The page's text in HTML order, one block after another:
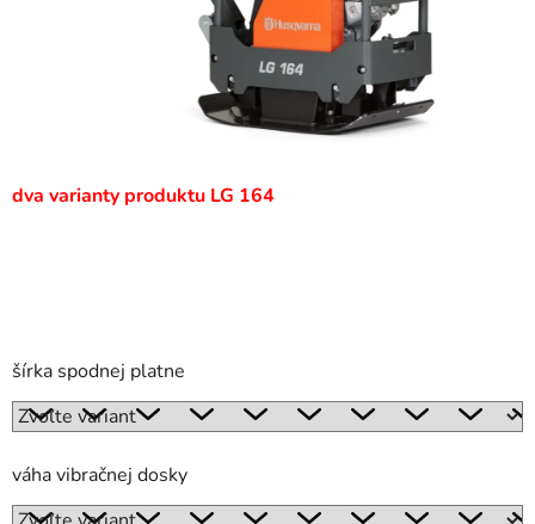
dva varianty produktu LG 164
šírka spodnej platne
váha vibračnej dosky